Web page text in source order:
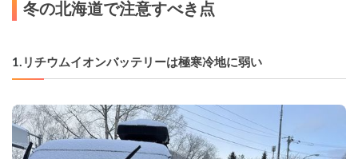
冬の北海道で注意すべき点
1. リチウムイオンバッテリーは極寒冷地に弱い